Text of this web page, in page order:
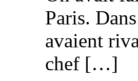
Paris.
avaient
chef […]